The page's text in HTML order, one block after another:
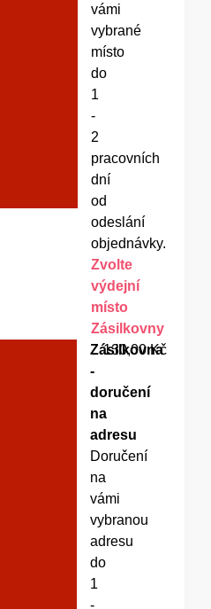
vámi
vybrané
místo
do
1
-
2
pracovních
dní
od
odeslání
objednávky.
Zvolte
výdejní
místo
Zásilkovny
Zásilkovna
-
doručení
na
adresu
Doručení
na
vámi
vybranou
adresu
do
1
-
130,00 Kč